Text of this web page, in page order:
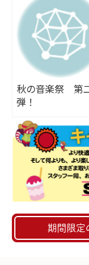
秋の音楽祭 第
弾！
期間限定